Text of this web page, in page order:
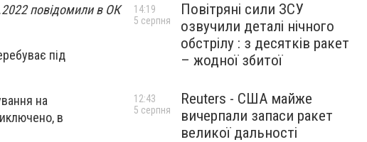
повідомили в ОК
під
на
в
Повітряні сили ЗСУ
озвучили деталі нічного
обстрілу : з десятків ракет
– жодної збитої
14:19
5 серпня
Reuters - США майже
вичерпали запаси ракет
великої дальності
12:43
5 серпня